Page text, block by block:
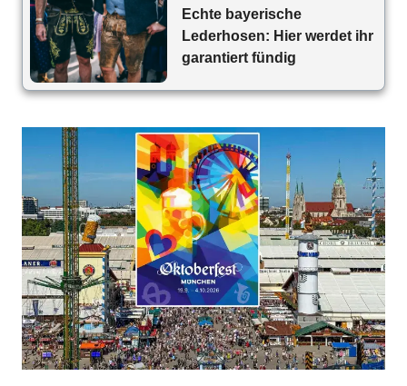
Echte bayerische
Lederhosen: Hier werdet ihr
garantiert fündig